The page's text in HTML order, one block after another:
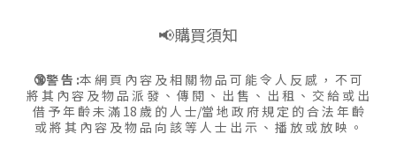
📢購買須知
🔞警 告 :本 網 頁 內 容 及 相 關 物 品 可 能 令 人 反 感 ， 不 可
將 其 內 容 及 物 品 派 發 、 傳 閱 、 出 售 、 出 租 、 交 給 或 出
借 予 年 齡 未 滿 18 歲 的 人 士/當 地 政 府 規 定 的 合 法 年 齡
或 將 其 內 容 及 物 品 向 該 等 人 士 出 示 、 播 放 或 放 映 。